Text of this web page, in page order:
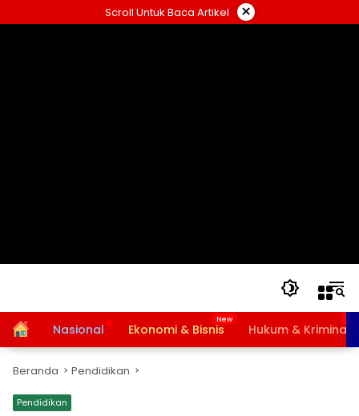
ke
Scroll Untuk Baca Artikel ×
HomeNasional Ekonomi & Bisnis Hukum & Kriminal
Beranda Pendidikan
Pendidikan